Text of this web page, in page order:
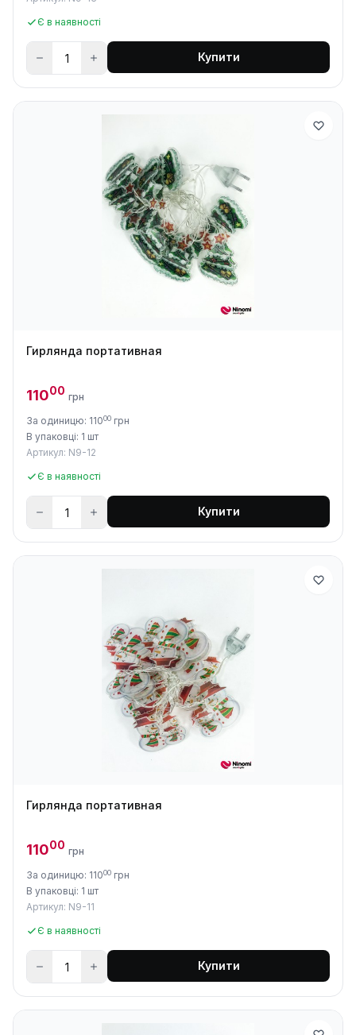
Є в наявності
Купити
Гирлянда портативная
11000 грн
За одиницю: 11000 грн
В упаковці: 1 шт
Артикул: N9-12
Є в наявності
Купити
Гирлянда портативная
11000 грн
За одиницю: 11000 грн
В упаковці: 1 шт
Артикул: N9-11
Є в наявності
Купити